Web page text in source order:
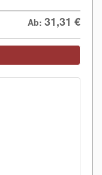
Ab: 31,31 €